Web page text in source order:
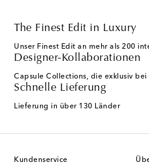
The Finest Edit in Luxury
Unser Finest Edit an mehr als 200
Designer-Kollaborationen
Capsule Collections, die exklusiv
Schnelle Lieferung
Lieferung in über 130 Länder
Kundenservice